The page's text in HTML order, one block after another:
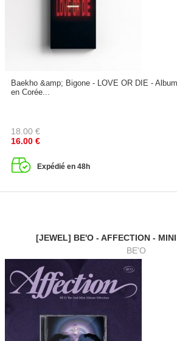
Baekho &amp; Bigone - LOVE OR DIE -
en Corée...
18.00 €
16.00 €
Expédié en 48h
[JEWEL] BE'O - AFFECTION -
BE'O